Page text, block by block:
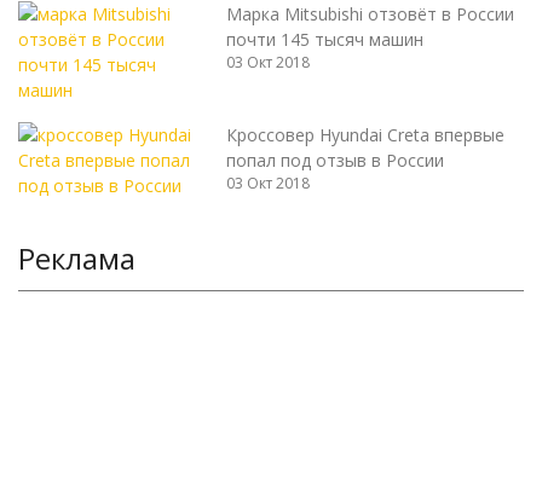
Марка Mitsubishi отзовёт в России
почти 145 тысяч машин
03 Окт 2018
Кроссовер Hyundai Creta впервые
попал под отзыв в России
03 Окт 2018
Реклама